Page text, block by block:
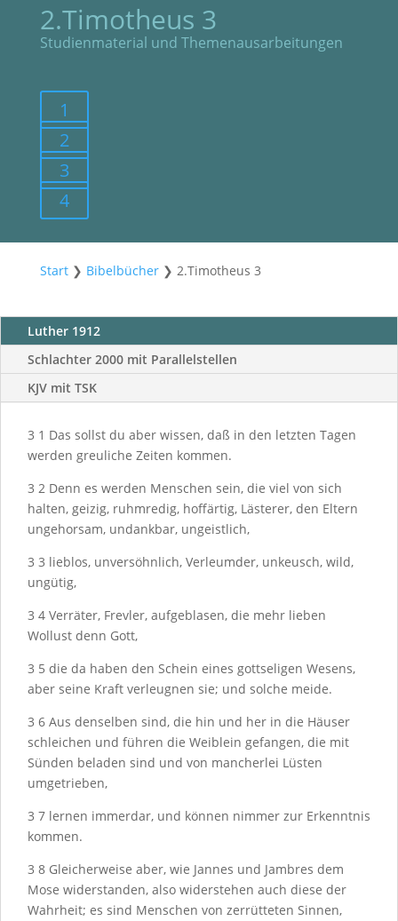
2.Timotheus 3
Studienmaterial und Themenausarbeitungen
1
2
3
4
Start❯ Bibelbücher❯ 2.Timotheus 3
Luther 1912
Schlachter 2000 mit Parallelstellen
KJV mit TSK
3 1 Das sollst du aber wissen, daß in den letzten Tagen
werden greuliche Zeiten kommen.
3 2 Denn es werden Menschen sein, die viel von sich
halten, geizig, ruhmredig, hoffärtig, Lästerer, den Eltern
ungehorsam, undankbar, ungeistlich,
3 3 lieblos, unversöhnlich, Verleumder, unkeusch, wild,
ungütig,
3 4 Verräter, Frevler, aufgeblasen, die mehr lieben
Wollust denn Gott,
3 5 die da haben den Schein eines gottseligen Wesens,
aber seine Kraft verleugnen sie; und solche meide.
3 6 Aus denselben sind, die hin und her in die Häuser
schleichen und führen die Weiblein gefangen, die mit
Sünden beladen sind und von mancherlei Lüsten
umgetrieben,
3 7 lernen immerdar, und können nimmer zur Erkenntnis
kommen.
3 8 Gleicherweise aber, wie Jannes und Jambres dem
Mose widerstanden, also widerstehen auch diese der
Wahrheit; es sind Menschen von zerrütteten Sinnen,